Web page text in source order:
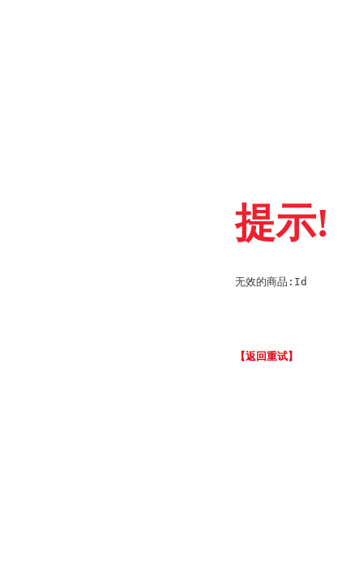
提示!
无效的商品:Id
【返回重试】